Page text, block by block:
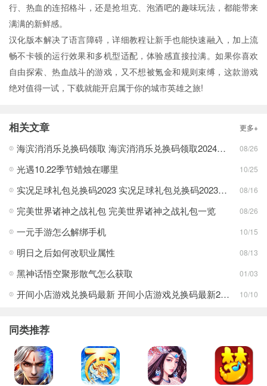
行、热血的连招格斗，还是抢坦克、泡酒吧的趣味玩法，都能带来
满满的新鲜感。
汉化版本解决了语言障碍，详细教程让新手也能快速融入，加上流
畅不卡顿的运行效果和多机型适配，体验感直接拉满。如果你喜欢
自由探索、热血战斗的游戏，又不想被氪金和规则束缚，这款游戏
绝对值得一试，下载就能开启属于你的城市英雄之旅!
相关文章 更多+
海滨消消乐兑换码领取 海滨消消乐兑换码领取2024一览 08/26
光遇10.22季节蜡烛在哪里 10/25
实况足球礼包兑换码2023 实况足球礼包兑换码2023最新一览 08/16
完美世界诸神之战礼包 完美世界诸神之战礼包一览 08/26
一元手游怎么解绑手机 10/15
明日之后如何改职业属性 08/13
黑神话悟空聚形散气怎么获取 01/03
开间小店游戏兑换码最新 开间小店游戏兑换码最新2024一览 10/10
同类推荐